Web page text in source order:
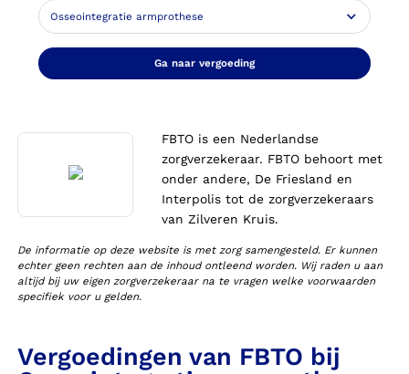
Ga naar vergoeding
FBTO is een Nederlandse
zorgverzekeraar. FBTO behoort met
onder andere, De Friesland en
Interpolis tot de zorgverzekeraars
van Zilveren Kruis.
De informatie op deze website is met zorg samengesteld. Er kunnen
echter geen rechten aan de inhoud ontleend worden. Wij raden u aan
altijd bij uw eigen zorgverzekeraar na te vragen welke voorwaarden
specifiek voor u gelden.
Vergoedingen van FBTO bij